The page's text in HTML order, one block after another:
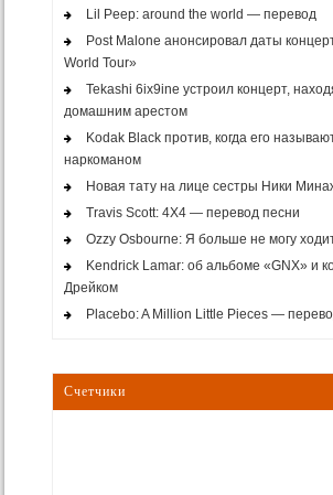
Lil Peep: around the world — перевод
Post Malone анонсировал даты
World Tour»
Tekashi 6ix9ine устроил концерт,
домашним арестом
Kodak Black против, когда его
наркоманом
Новая тату на лице сестры Ники
Travis Scott: 4X4 — перевод песни
Ozzy Osbourne: Я больше не могу
Kendrick Lamar: об альбоме «GNX» и
Дрейком
Placebo: A Million Little Pieces —
Счетчики